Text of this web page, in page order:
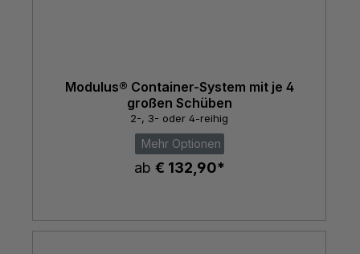
Modulus® Container-System mit je 4
großen Schüben
2-, 3- oder 4-reihig
Mehr Optionen
ab € 132,90*